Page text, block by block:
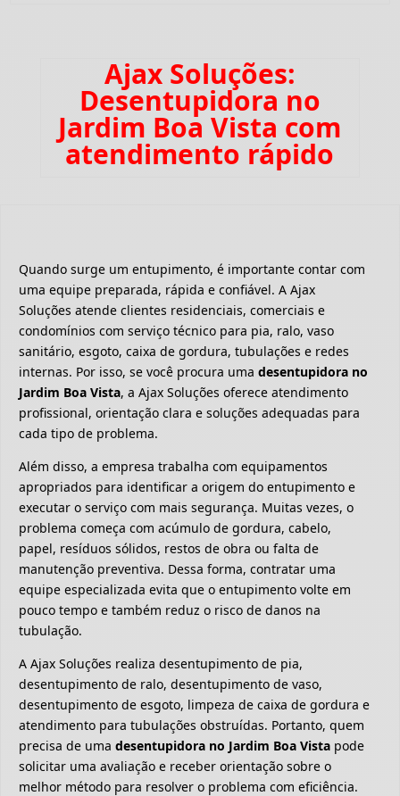
Ajax Soluções:
Desentupidora no
Jardim Boa Vista com
atendimento rápido
Quando surge um entupimento, é importante contar com
uma equipe preparada, rápida e confiável. A Ajax
Soluções atende clientes residenciais, comerciais e
condomínios com serviço técnico para pia, ralo, vaso
sanitário, esgoto, caixa de gordura, tubulações e redes
internas. Por isso, se você procura uma desentupidora no
Jardim Boa Vista, a Ajax Soluções oferece atendimento
profissional, orientação clara e soluções adequadas para
cada tipo de problema.
Além disso, a empresa trabalha com equipamentos
apropriados para identificar a origem do entupimento e
executar o serviço com mais segurança. Muitas vezes, o
problema começa com acúmulo de gordura, cabelo,
papel, resíduos sólidos, restos de obra ou falta de
manutenção preventiva. Dessa forma, contratar uma
equipe especializada evita que o entupimento volte em
pouco tempo e também reduz o risco de danos na
tubulação.
A Ajax Soluções realiza desentupimento de pia,
desentupimento de ralo, desentupimento de vaso,
desentupimento de esgoto, limpeza de caixa de gordura e
atendimento para tubulações obstruídas. Portanto, quem
precisa de uma desentupidora no Jardim Boa Vista pode
solicitar uma avaliação e receber orientação sobre o
melhor método para resolver o problema com eficiência.